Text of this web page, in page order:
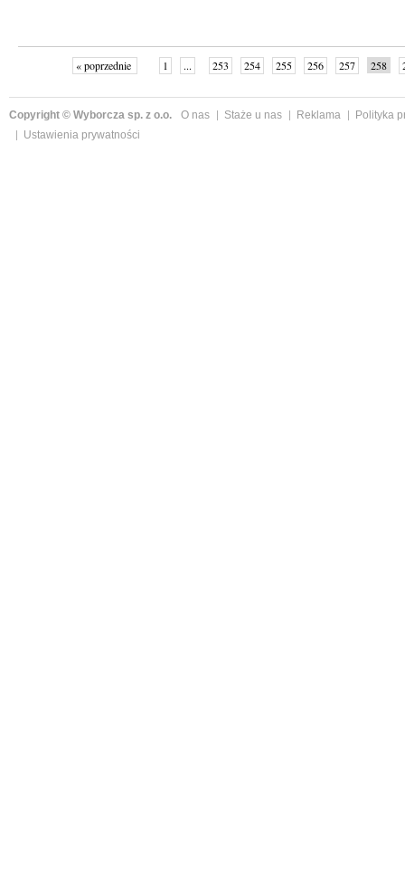
« poprzednie 1 ... 253 254 255 256 257 258
Copyright © Wyborcza sp. z o.o. O nas Staże u nas Reklama
Polityka
Ustawienia prywatności